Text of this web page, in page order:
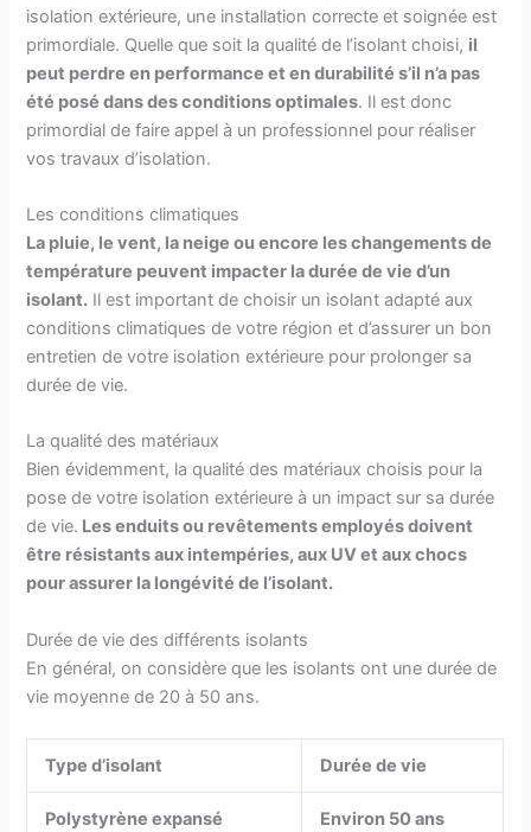
isolation extérieure, une installation correcte et soignée est
primordiale. Quelle que soit la qualité de l’isolant choisi, il
peut perdre en performance et en durabilité s’il n’a pas
été posé dans des conditions optimales. Il est donc
primordial de faire appel à un professionnel pour réaliser
vos travaux d’isolation.
Les conditions climatiques
La pluie, le vent, la neige ou encore les changements de
température peuvent impacter la durée de vie d’un
isolant. Il est important de choisir un isolant adapté aux
conditions climatiques de votre région et d’assurer un bon
entretien de votre isolation extérieure pour prolonger sa
durée de vie.
La qualité des matériaux
Bien évidemment, la qualité des matériaux choisis pour la
pose de votre isolation extérieure à un impact sur sa durée
de vie. Les enduits ou revêtements employés doivent
être résistants aux intempéries, aux UV et aux chocs
pour assurer la longévité de l’isolant.
Durée de vie des différents isolants
En général, on considère que les isolants ont une durée de
vie moyenne de 20 à 50 ans.
Type d’isolant Durée de vie
Polystyrène expansé Environ 50 ans